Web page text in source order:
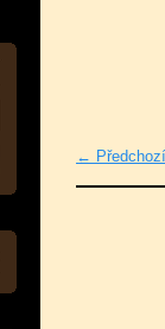
← Předchozí